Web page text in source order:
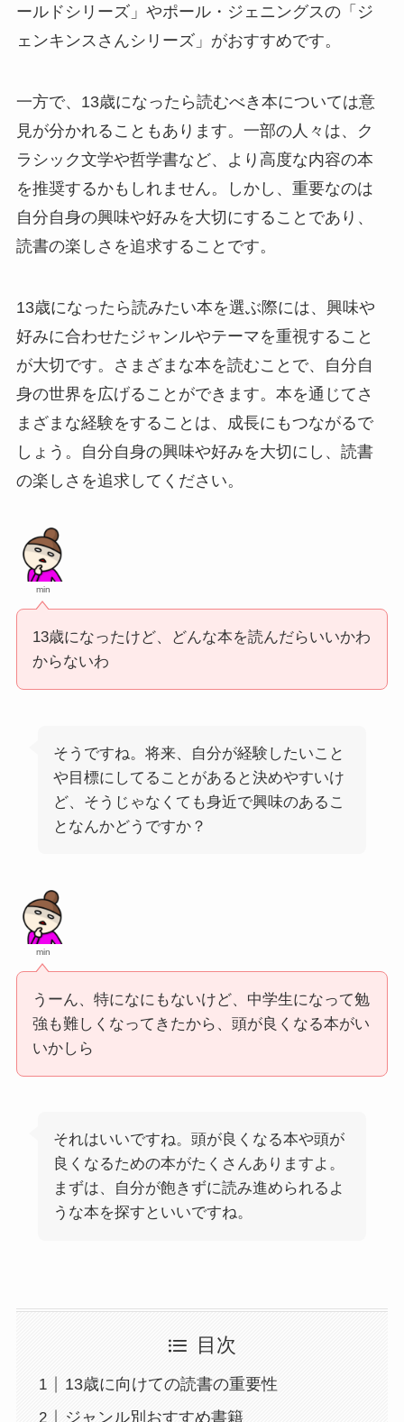
ールドシリーズ」やポール・ジェニングスの「ジ
ェンキンスさんシリーズ」がおすすめです。
一方で、13歳になったら読むべき本については意
見が分かれることもあります。一部の人々は、ク
ラシック文学や哲学書など、より高度な内容の本
を推奨するかもしれません。しかし、重要なのは
自分自身の興味や好みを大切にすることであり、
読書の楽しさを追求することです。
13歳になったら読みたい本を選ぶ際には、興味や
好みに合わせたジャンルやテーマを重視すること
が大切です。さまざまな本を読むことで、自分自
身の世界を広げることができます。本を通じてさ
まざまな経験をすることは、成長にもつながるで
しょう。自分自身の興味や好みを大切にし、読書
の楽しさを追求してください。
min
13歳になったけど、どんな本を読んだらいいかわ
からないわ
そうですね。将来、自分が経験したいこと
や目標にしてることがあると決めやすいけ
ど、そうじゃなくても身近で興味のあるこ
となんかどうですか？
min
うーん、特になにもないけど、中学生になって勉
強も難しくなってきたから、頭が良くなる本がい
いかしら
それはいいですね。頭が良くなる本や頭が
良くなるための本がたくさんありますよ。
まずは、自分が飽きずに読み進められるよ
うな本を探すといいですね。
目次
13歳に向けての読書の重要性
ジャンル別おすすめ書籍